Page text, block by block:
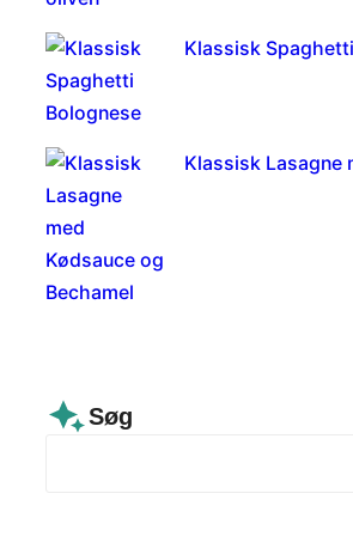
Klassisk
Klassisk Lasagne
Søg